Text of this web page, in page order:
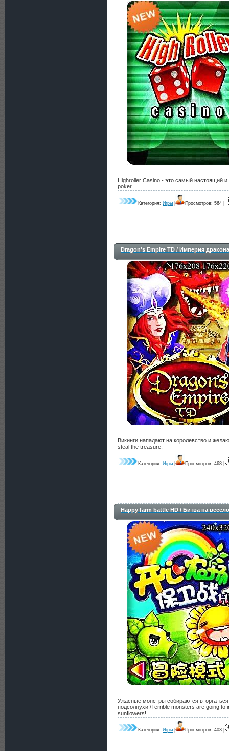
Highroller Casino - это самый настоящий
poker.
Категория: Игры Просмотров: 564 |
Dragon's Empire TD / Империя дракона
Викинги нападают на королевство и
steal the treasure.
Категория: Игры Просмотров: 468 |
Happy farm battle HD / Битва на
Ужасные монстры собираются
подсолнухи!/Terrible monsters are going
sunflowers!
Категория: Игры Просмотров: 403 |